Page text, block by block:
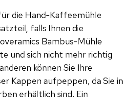
die Hand-Kaffeemühle
falls Ihnen die
Bambus-Mühle
und sich nicht mehr richtig
können Sie Ihre
Kappen aufpeppen, da Sie in
erhältlich sind. Ein